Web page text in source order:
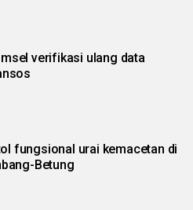
verifikasi ulang data
fungsional urai kemacetan di
Betung